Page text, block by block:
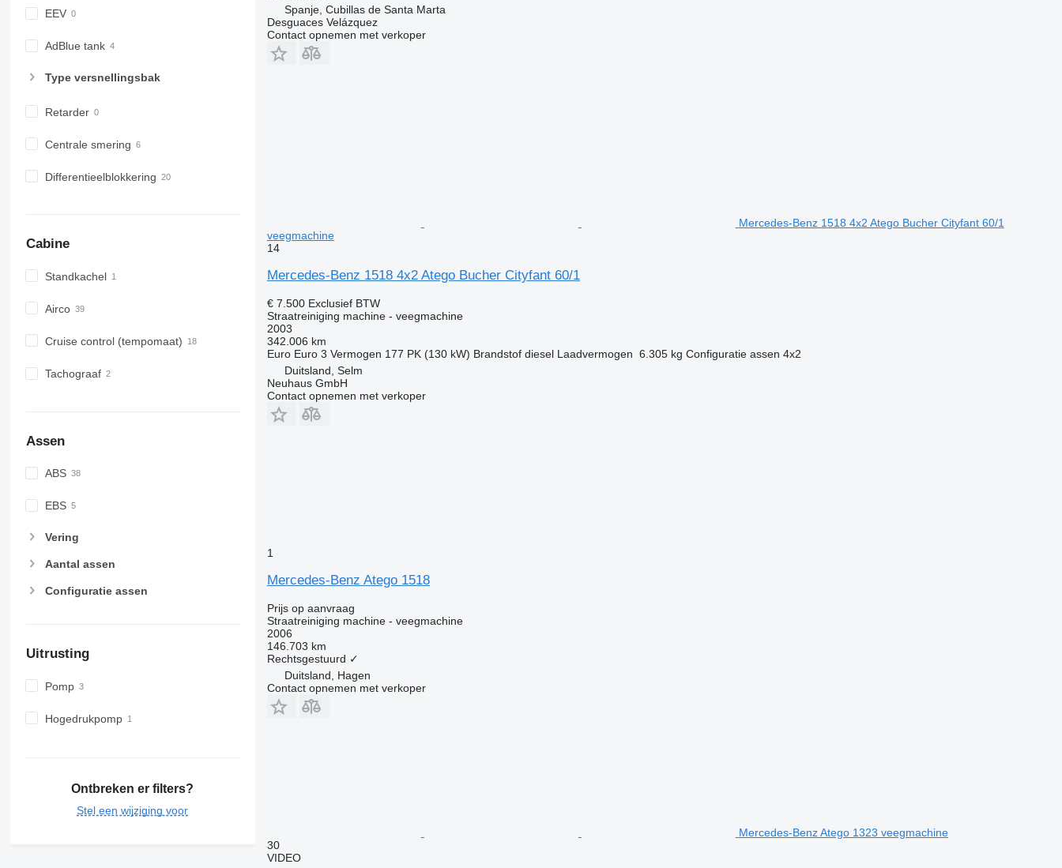
EEV
AdBlue tank
Type versnellingsbak
Retarder
Centrale smering
Differentieelblokkering
Cabine
Standkachel
Airco
Cruise control (tempomaat)
Tachograaf
Assen
ABS
EBS
Vering
Aantal assen
Configuratie assen
Uitrusting
Pomp
Hogedrukpomp
Ontbreken er filters?
Stel een wijziging voor
Spanje, Cubillas de Santa Marta
Desguaces Velázquez
Contact opnemen met verkoper
Mercedes-Benz 1518 4x2 Atego Bucher Cityfant 60/1
veegmachine
14
Mercedes-Benz 1518 4x2 Atego Bucher Cityfant 60/1
€ 7.500 Exclusief BTW
Straatreiniging machine - veegmachine
2003
342.006 km
Euro Euro 3 Vermogen 177 PK (130 kW) Brandstof diesel Laadvermogen 6.305 kg Configuratie assen 4x2
Duitsland, Selm
Neuhaus GmbH
Contact opnemen met verkoper
1
Mercedes-Benz Atego 1518
Prijs op aanvraag
Straatreiniging machine - veegmachine
2006
146.703 km
Rechtsgestuurd ✓
Duitsland, Hagen
Contact opnemen met verkoper
Mercedes-Benz Atego 1323 veegmachine
30
VIDEO